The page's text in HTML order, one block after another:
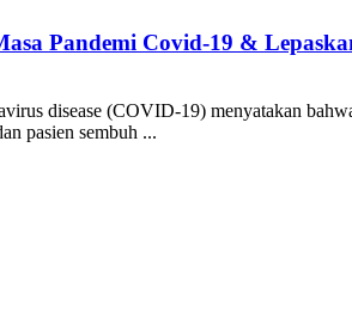
Pandemi Covid-19 &
disease (COVID-19) menyatakan
pasien sembuh ...